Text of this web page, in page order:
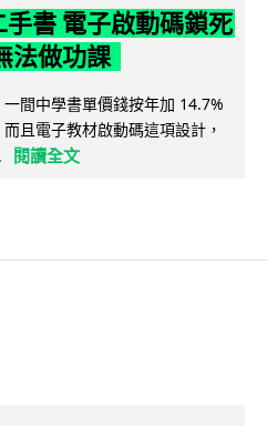
書 電子啟動碼鎖死
法做功課
間中學書單價錢按年加 14.7%
且電子教材啟動碼這項設計，
閱讀全文